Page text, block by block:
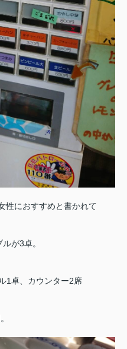
性におすすめと書かれて
が3卓。
1卓、カウンター2席